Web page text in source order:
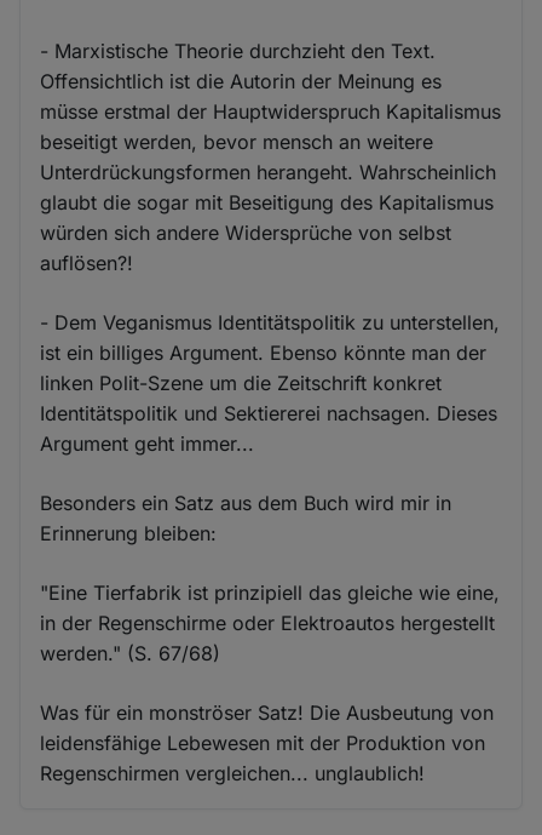
- Marxistische Theorie durchzieht den Text.
Offensichtlich ist die Autorin der Meinung es
müsse erstmal der Hauptwiderspruch Kapitalismus
beseitigt werden, bevor mensch an weitere
Unterdrückungsformen herangeht. Wahrscheinlich
glaubt die sogar mit Beseitigung des Kapitalismus
würden sich andere Widersprüche von selbst
auflösen?!
- Dem Veganismus Identitätspolitik zu unterstellen,
ist ein billiges Argument. Ebenso könnte man der
linken Polit-Szene um die Zeitschrift konkret
Identitätspolitik und Sektiererei nachsagen. Dieses
Argument geht immer...
Besonders ein Satz aus dem Buch wird mir in
Erinnerung bleiben:
"Eine Tierfabrik ist prinzipiell das gleiche wie eine,
in der Regenschirme oder Elektroautos hergestellt
werden." (S. 67/68)
Was für ein monströser Satz! Die Ausbeutung von
leidensfähige Lebewesen mit der Produktion von
Regenschirmen vergleichen... unglaublich!